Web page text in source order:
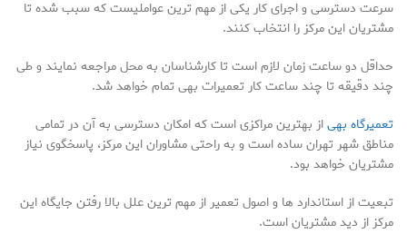
سرعت دسترسی و اجرای کار یکی از مهم ترین عواملیست که سبب شده تا
مشتریان این مرکز را انتخاب کنند.
حداقل دو ساعت زمان لازم است تا کارشناسان به محل مراجعه نمایند و طی
چند دقیقه تا چند ساعت کار تعمیرات بهی تمام خواهد شد.
تعمیرگاه بهیاز بهترین مراکزی است که امکان دسترسی به آن در تمامی
مناطق شهر تهران ساده است و به راحتی مشاوران این مرکز، پاسخگوی نیاز
مشتریان خواهد بود.
تبعیت از استاندارد ها و اصول تعمیر از مهم ترین علل بالا رفتن جایگاه این
مرکز از دید مشتریان است.